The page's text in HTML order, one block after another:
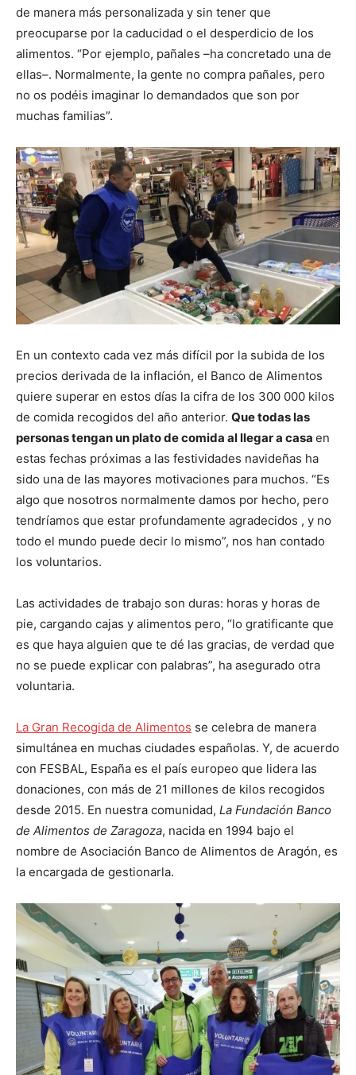
de manera más personalizada y sin tener que
preocuparse por la caducidad o el desperdicio de los
alimentos. “Por ejemplo, pañales –ha concretado una de
ellas–. Normalmente, la gente no compra pañales, pero
no os podéis imaginar lo demandados que son por
muchas familias”.
En un contexto cada vez más difícil por la subida de los
precios derivada de la inflación, el Banco de Alimentos
quiere superar en estos días la cifra de los 300 000 kilos
de comida recogidos del año anterior. Que todas las
personas tengan un plato de comida al llegar a casa en
estas fechas próximas a las festividades navideñas ha
sido una de las mayores motivaciones para muchos. “Es
algo que nosotros normalmente damos por hecho, pero
tendríamos que estar profundamente agradecidos , y no
todo el mundo puede decir lo mismo”, nos han contado
los voluntarios.
Las actividades de trabajo son duras: horas y horas de
pie, cargando cajas y alimentos pero, “lo gratificante que
es que haya alguien que te dé las gracias, de verdad que
no se puede explicar con palabras”, ha asegurado otra
voluntaria.
La Gran Recogida de Alimentos se celebra de manera
simultánea en muchas ciudades españolas. Y, de acuerdo
con FESBAL, España es el país europeo que lidera las
donaciones, con más de 21 millones de kilos recogidos
desde 2015. En nuestra comunidad, La Fundación Banco
de Alimentos de Zaragoza, nacida en 1994 bajo el
nombre de Asociación Banco de Alimentos de Aragón, es
la encargada de gestionarla.